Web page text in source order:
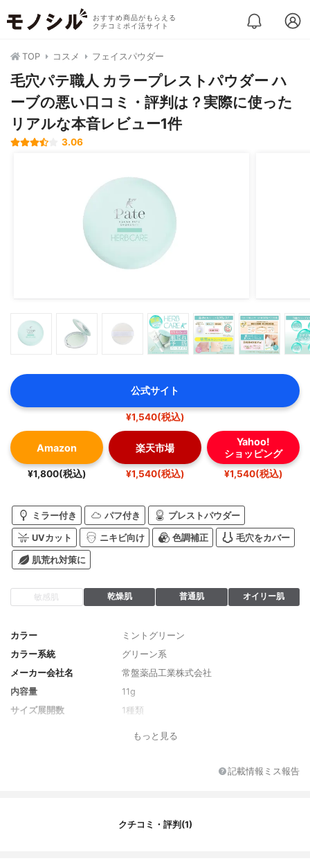
おすすめ商品がもらえる
クチコミポイ活サイト
TOP コスメ フェイスパウダー
毛穴パテ職人 カラープレストパウダー ハ
ーブの悪い口コミ・評判は？実際に使った
リアルな本音レビュー1件
3.06
公式サイト
¥1,540(税込)
Amazon
¥1,800(税込)
楽天市場
¥1,540(税込)
Yahoo!
ショッピング
¥1,540(税込)
ミラー付き パフ付き プレストパウダー
UVカット ニキビ向け 色調補正 毛穴をカバー
肌荒れ対策に
敏感肌 乾燥肌 普通肌 オイリー肌
カラー
ミントグリーン
カラー系統
グリーン系
メーカー会社名
常盤薬品工業株式会社
内容量
11g
サイズ展開数
1種類
2022/2/8
もっと見る
記載情報ミス報告
クチコミ・評判(1)